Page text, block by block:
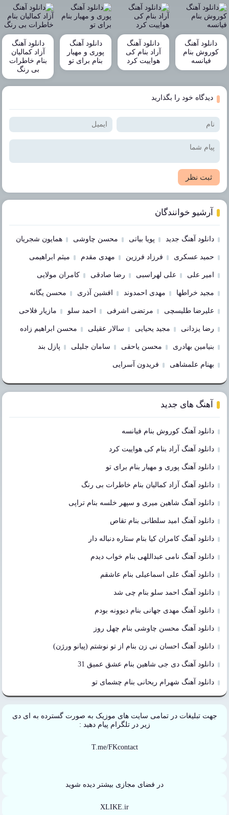
دانلود آهنگ
کوروش بنام
فیانسه
دانلود آهنگ
آراد بنام کی
هواییت کرد
دانلود آهنگ
پوری و مهیار
بنام برای تو
دانلود آهنگ
آزاد کمالیان
بنام خاطرات
بی رنگ
دیدگاه خود را بگذارید
ثبت نظر
آرشیو خوانندگان
دانلود آهنگ جدید پویا بیاتی محسن چاوشی همایون شجریان
حمید عسکری فرزاد فرزین مهدی مقدم میثم ابراهیمی
امیر علی علی لهراسبی رضا صادقی کامران مولایی
مجید خراطها مهدی احمدوند افشین آذری محسن یگانه
علیرضا طلیسچی مرتضی اشرفی احمد سلو مازیار فلاحی
رضا یزدانی مجید یحیایی سالار عقیلی محسن ابراهیم زاده
بنیامین بهادری محسن یاحقی سامان جلیلی پازل بند
بهنام علمشاهی فریدون آسرایی
آهنگ های جدید
دانلود آهنگ کوروش بنام فیانسه
دانلود آهنگ آراد بنام کی هواییت کرد
دانلود آهنگ پوری و مهیار بنام برای تو
دانلود آهنگ آزاد کمالیان بنام خاطرات بی رنگ
دانلود آهنگ شاهین میری و سپهر خلسه بنام تراپی
دانلود آهنگ امید سلطانی بنام تقاص
دانلود آهنگ کامران کیا بنام ستاره دنباله دار
دانلود آهنگ نامی عبداللهی بنام خواب دیدم
دانلود آهنگ علی اسماعیلی بنام عاشقم
دانلود آهنگ احمد سلو بنام چی شد
دانلود آهنگ مهدی جهانی بنام دیوونه بودم
دانلود آهنگ محسن چاوشی بنام چهل روز
دانلود آهنگ احسان نی زن بنام از تو نوشتم (پیانو ورژن)
دانلود آهنگ دی جی شاهین بنام عشق عمیق 31
دانلود آهنگ شهرام ریحانی بنام چشمای تو
جهت تبلیغات در تمامی سایت های موزیک به صورت گسترده به ای دی
زیر در تلگرام پیام دهید :
T.me/FKcontact
در فضای مجازی بیشتر دیده شوید
XLIKE.ir